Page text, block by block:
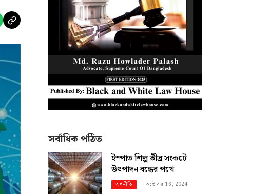
সর্বাধিক পঠিত
ইস্পাত শিল্প তীব্র সংকটে
উৎপাদন বন্ধের পথে
অর্থনীতি অক্টোবর 16, 2024